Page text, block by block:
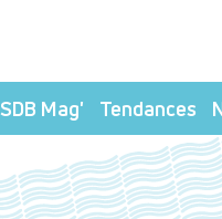
SDB Mag' Tendances